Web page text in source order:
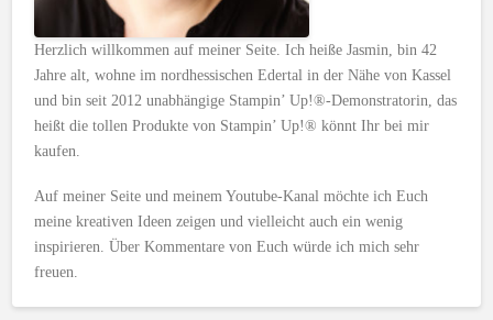
Herzlich willkommen auf meiner Seite. Ich heiße Jasmin, bin 42
Jahre alt, wohne im nordhessischen Edertal in der Nähe von Kassel
und bin seit 2012 unabhängige Stampin’ Up!®-Demonstratorin, das
heißt die tollen Produkte von Stampin’ Up!® könnt Ihr bei mir
kaufen.
Auf meiner Seite und meinem Youtube-Kanal möchte ich Euch
meine kreativen Ideen zeigen und vielleicht auch ein wenig
inspirieren. Über Kommentare von Euch würde ich mich sehr
freuen.